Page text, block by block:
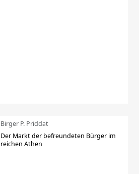
Birger P. Priddat
Der Markt der befreundeten Bürger im
reichen Athen